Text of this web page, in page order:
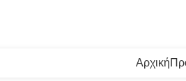
Αρχική